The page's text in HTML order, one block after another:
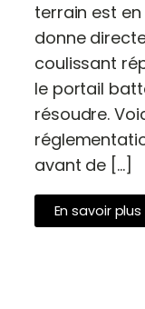
terrain est
donne
coulissant
le portail
résoudre.
avant de […]
En savoir plus